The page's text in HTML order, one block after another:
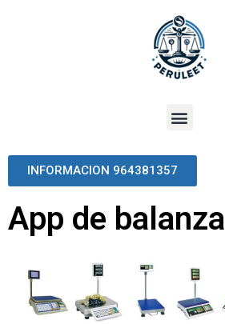
INFORMACION 964381357
App de balanza